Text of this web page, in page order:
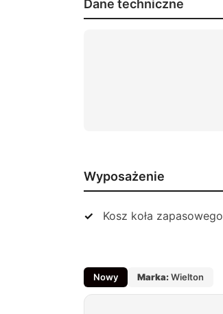
Dane techniczne
Wyposażenie
Kosz koła zapasowego
Nowy Marka:Wielton